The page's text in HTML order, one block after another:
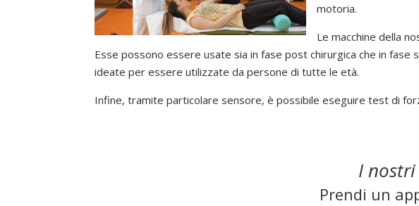
motoria.
Le macchine della
Esse possono essere usate sia in fase post chirurgica che in
ideate per essere utilizzate da persone di tutte le età.
Infine, tramite particolare sensore, è possibile eseguire test di
I
Prendi un